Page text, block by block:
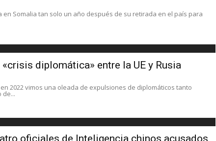
en Somalia tan solo un año después de su retirada en el país para
«crisis diplomática» entre la UE y Rusia
2022 vimos una oleada de expulsiones de diplomáticos tanto
de...
oficiales de Inteligencia chinos acusados